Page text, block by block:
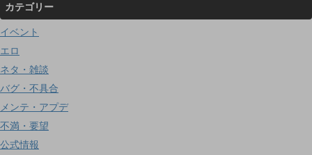
カテゴリー
イベント
エロ
ネタ・雑談
バグ・不具合
メンテ・アプデ
不満・要望
公式情報